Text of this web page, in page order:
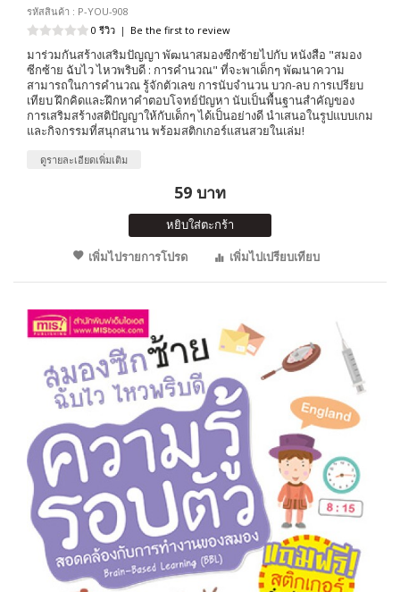
รหัสสินค้า : P-YOU-908
0 รีวิว | Be the first to review
มาร่วมกันสร้างเสริมปัญญา พัฒนาสมองซีกซ้ายไปกับ หนังสือ "สมอง
ซีกซ้าย ฉับไว ไหวพริบดี : การคำนวณ" ที่จะพาเด็กๆ พัฒนาความ
สามารถในการคำนวณ รู้จักตัวเลข การนับจำนวน บวก-ลบ การเปรียบ
เทียบ ฝึกคิดและฝึกหาคำตอบโจทย์ปัญหา นับเป็นพื้นฐานสำคัญของ
การเสริมสร้างสติปัญญาให้กับเด็กๆ ได้เป็นอย่างดี นำเสนอในรูปแบบเกม
และกิจกรรมที่สนุกสนาน พร้อมสติกเกอร์แสนสวยในเล่ม!
ดูรายละเอียดเพิ่มเติม
59 บาท
หยิบใส่ตะกร้า
เพิ่มไปรายการโปรด
เพิ่มไปเปรียบเทียบ